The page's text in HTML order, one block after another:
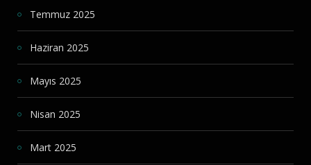
Temmuz 2025
Haziran 2025
Mayıs 2025
Nisan 2025
Mart 2025